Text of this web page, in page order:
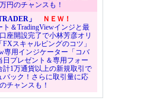
円のチャンスも！
」
ＮＥＷ！
ト＆TradingViewインジと最
座開設完了で小林芳彦オリ
スキャルピングのコツ」
専用インジケーター「コバ
日プレゼント＆専用フォー
計1万通貨以上の新規取引で
バック！さらに取引量に応
チャンスも！